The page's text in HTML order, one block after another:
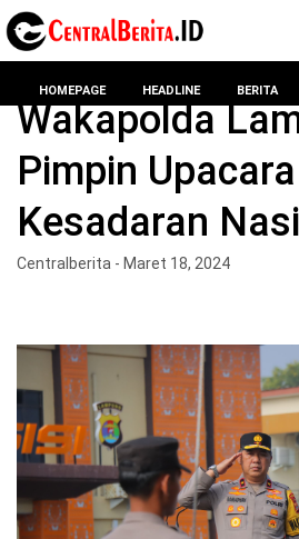
MASUK
LAMPUNG
METRO
PESAWARAN
TANGGAMUS
DPRD
KOTA
BANDAR
LAMPUNG
DPRD
METRO
SUMSEL
BANTEN
JAWAB
BARAT
HOMEPAGE HEADLINE BERITA
Wakapolda
Pimpin Upacara
Kesadaran
Centralberita - Maret 18, 2024